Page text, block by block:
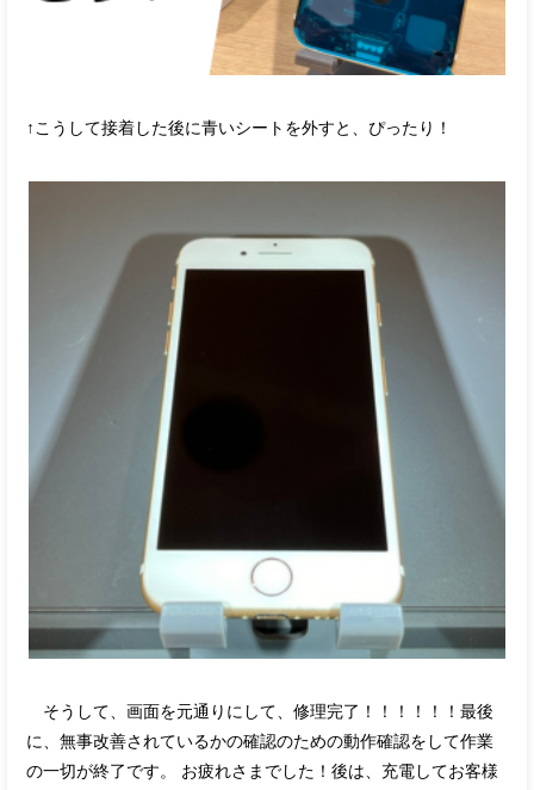
↑こうして接着した後に青いシートを外すと、ぴったり！
そうして、画面を元通りにして、修理完了！！！！！！最後
に、無事改善されているかの確認のための動作確認をして作業
の一切が終了です。 お疲れさまでした！後は、充電してお客様